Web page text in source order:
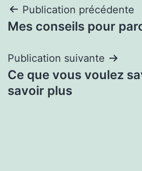
Navigation
de
l’article
Publication précédente
Mes conseils pour
Publication suivante
Ce que vous voulez
savoir plus